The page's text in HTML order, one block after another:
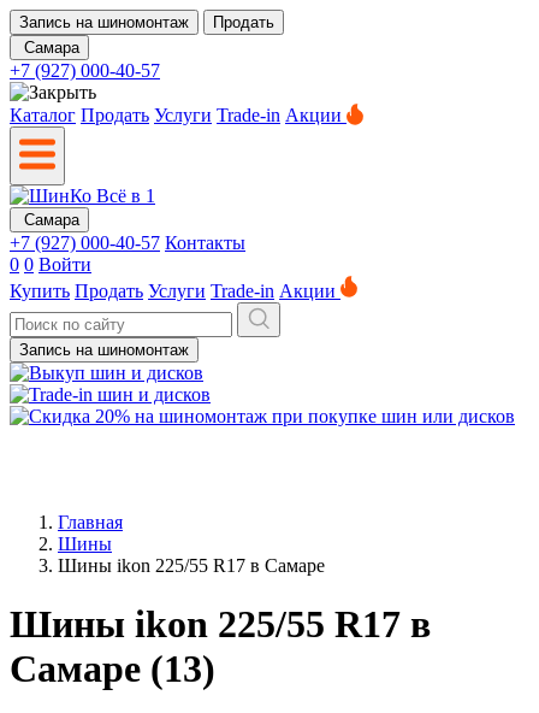
Запись на шиномонтаж
Продать
Самара
+7 (927) 000-40-57
Каталог Продать Услуги Trade-in Акции
Самара
+7 (927) 000-40-57 Контакты
0 0 Войти
Купить Продать Услуги Trade-in Акции
Запись на шиномонтаж
Главная
Шины
Шины ikon 225/55 R17 в Самаре
Шины ikon 225/55 R17 в
Самаре (13)